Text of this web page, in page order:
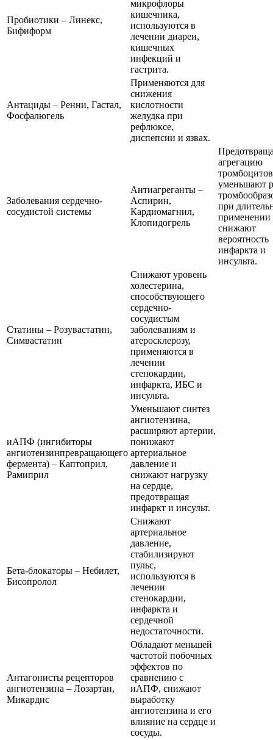
Пробиотики – Линекс,
Бифиформ
микрофлоры
кишечника,
используются в
лечении диареи,
кишечных
инфекций и
гастрита.
Антациды – Ренни, Гастал,
Фосфалюгель
Применяются для
снижения
кислотности
желудка при
рефлюксе,
диспепсии и язвах.
Заболевания сердечно-
сосудистой системы
Антиагреганты –
Аспирин,
Кардиомагнил,
Клопидогрель
агрегацию
уменьшают
при
применении
снижают
вероятность
инфаркта и
инсульта.
Статины – Розувастатин,
Симвастатин
Снижают уровень
холестерина,
способствующего
сердечно-
сосудистым
заболеваниям и
атеросклерозу,
применяются в
лечении
стенокардии,
инфаркта, ИБС и
инсульта.
иАПФ (ингибиторы
ангиотензинпревращающего
фермента) – Каптоприл,
Рамиприл
Уменьшают синтез
ангиотензина,
расширяют артерии,
понижают
артериальное
давление и
снижают нагрузку
на сердце,
предотвращая
инфаркт и инсульт.
Бета-блокаторы – Небилет,
Бисопролол
Снижают
артериальное
давление,
стабилизируют
пульс,
используются в
лечении
стенокардии,
инфаркта и
сердечной
недостаточности.
Антагонисты рецепторов
ангиотензина – Лозартан,
Микардис
Обладают меньшей
частотой побочных
эффектов по
сравнению с
иАПФ, снижают
выработку
ангиотензина и его
влияние на сердце и
сосуды.